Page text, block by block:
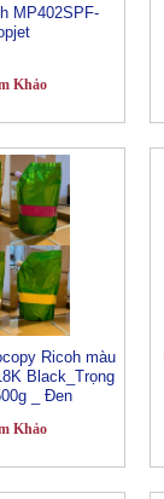
MP402SPF-
Khảo
Ricoh màu
Black_Trọng
_ Đen
Khảo